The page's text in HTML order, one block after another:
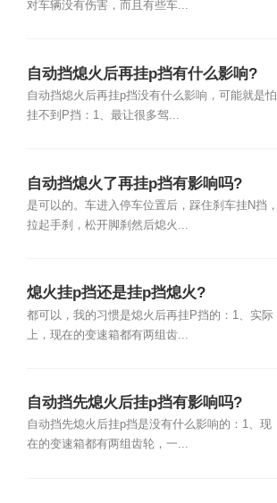
对车辆没有伤害，而且有些车...
自动挡熄火后再挂p挡有什么影响?
自动挡熄火后再挂p挡没有什么影响，可能就是怕
挂不到P挡：1、最让很多驾...
自动挡熄火了再挂p挡有影响吗?
是可以的。车进入停车位置后，踩住刹车挂N挡，
拉起手刹，松开脚刹然后熄火...
熄火挂p挡还是挂p挡熄火?
都可以，我的习惯是熄火后再挂P挡的：1、实际
上，现在的变速箱都有两组齿...
自动挡先熄火后挂p挡有影响吗?
自动挡先熄火后挂p挡是没有什么影响的：1、现
在的变速箱都有两组齿轮，一...